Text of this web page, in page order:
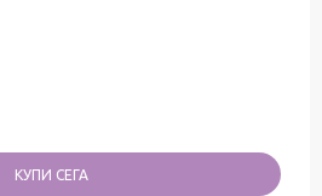
КУПИ СЕГА